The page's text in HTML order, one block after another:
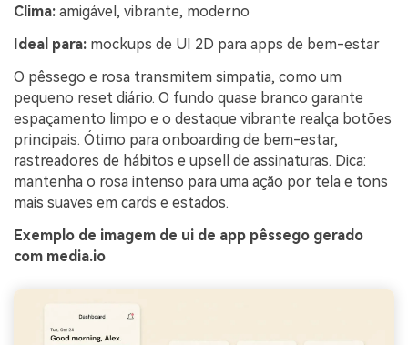
Clima: amigável, vibrante, moderno
Ideal para: mockups de UI 2D para apps de bem-estar
O pêssego e rosa transmitem simpatia, como um
pequeno reset diário. O fundo quase branco garante
espaçamento limpo e o destaque vibrante realça botões
principais. Ótimo para onboarding de bem-estar,
rastreadores de hábitos e upsell de assinaturas. Dica:
mantenha o rosa intenso para uma ação por tela e tons
mais suaves em cards e estados.
Exemplo de imagem de ui de app pêssego gerado
com media.io